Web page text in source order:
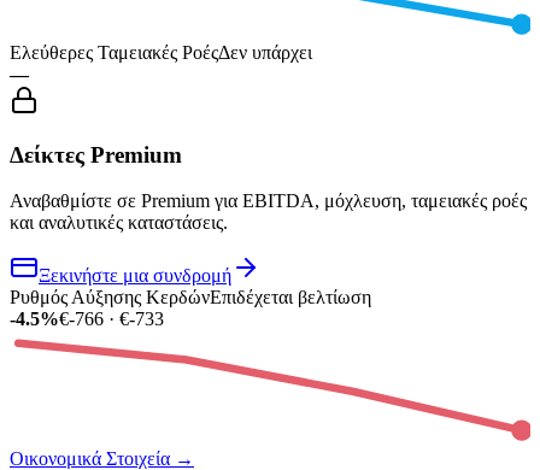
Ελεύθερες Ταμειακές ΡοέςΔεν υπάρχει
—
Δείκτες Premium
Αναβαθμίστε σε Premium για EBITDA, μόχλευση, ταμειακές ροές
και αναλυτικές καταστάσεις.
Ξεκινήστε μια συνδρομή
Ρυθμός Αύξησης ΚερδώνΕπιδέχεται βελτίωση
-4.5%€-766 · €-733
Οικονομικά Στοιχεία →